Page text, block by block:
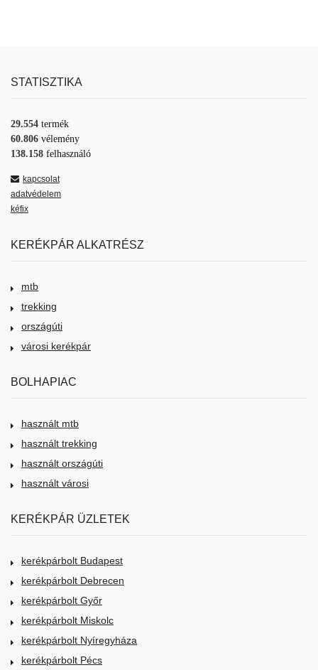
STATISZTIKA
29.554 termék
60.806 vélemény
138.158 felhasználó
kapcsolat
adatvédelem
kéfix
KERÉKPÁR ALKATRÉSZ
mtb
trekking
országúti
városi kerékpár
BOLHAPIAC
használt mtb
használt trekking
használt országúti
használt városi
KERÉKPÁR ÜZLETEK
kerékpárbolt Budapest
kerékpárbolt Debrecen
kerékpárbolt Győr
kerékpárbolt Miskolc
kerékpárbolt Nyíregyháza
kerékpárbolt Pécs